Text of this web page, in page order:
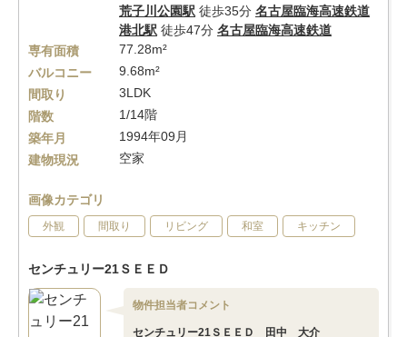
荒子川公園駅 徒歩35分 名古屋臨海高速鉄道
港北駅 徒歩47分 名古屋臨海高速鉄道
専有面積
77.28m²
バルコニー
9.68m²
間取り
3LDK
階数
1/14階
築年月
1994年09月
建物現況
空家
画像カテゴリ
外観 間取り リビング 和室 キッチン
センチュリー21ＳＥＥＤ
物件担当者コメント
センチュリー21ＳＥＥＤ 田中 大介